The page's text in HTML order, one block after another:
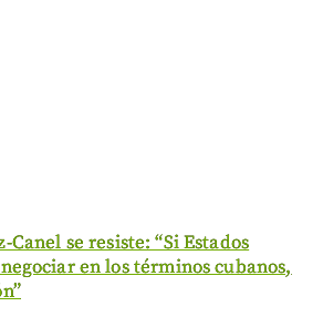
Canel se resiste: “Si Estados
en los términos cubanos,